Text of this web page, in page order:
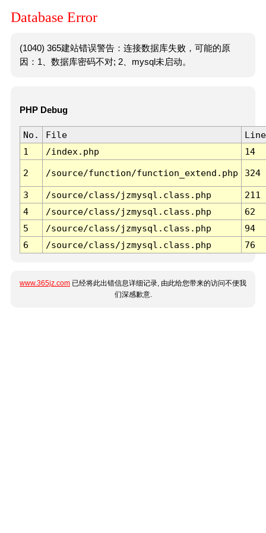
Database Error
(1040) 365建站错误警告：连接数据库失败，可能的原
因：1、数据库密码不对; 2、mysql未启动。
PHP Debug
No. File
Line
1
/index.php 14
2 /source/function/function_extend.php 324
3 /source/class/jzmysql.class.php
211
4
/source/class/jzmysql.class.php
62
5
/source/class/jzmysql.class.php
94
6
/source/class/jzmysql.class.php 76
www.365jz.com 已经将此出错信息详细记录, 由此给您带来的访问不便我
们深感歉意.